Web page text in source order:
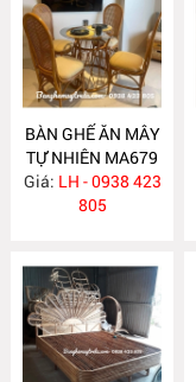
BÀN GHẾ ĂN MÂY
TỰ NHIÊN MA679
Giá: LH - 0938 423
805